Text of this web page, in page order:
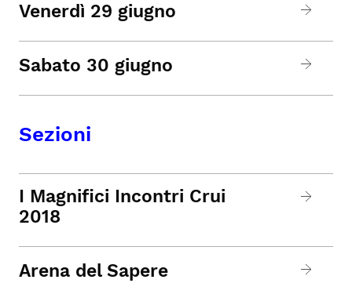
Venerdì 29 giugno
Sabato 30 giugno
Sezioni
I Magnifici Incontri Crui
2018
Arena del Sapere